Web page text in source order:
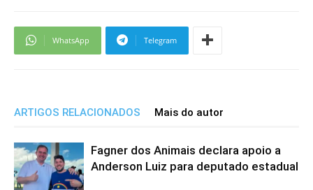
WhatsApp Telegram
ARTIGOS RELACIONADOS Mais do autor
Fagner dos Animais declara apoio a
Anderson Luiz para deputado estadual